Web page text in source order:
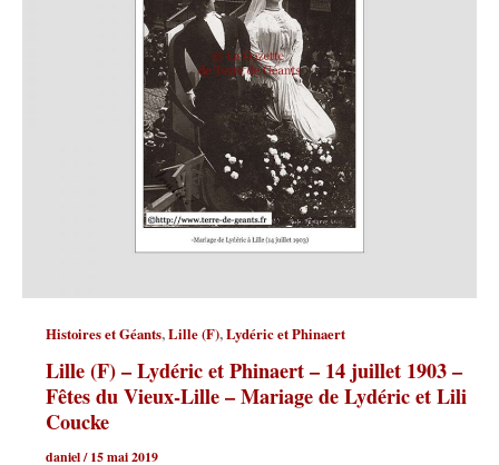
Histoires et Géants,Lille (F),Lydéric et Phinaert
Lille (F) – Lydéric et Phinaert – 14 juillet 1903 –
Fêtes du Vieux-Lille – Mariage de Lydéric et Lili
Coucke
daniel/15 mai 2019